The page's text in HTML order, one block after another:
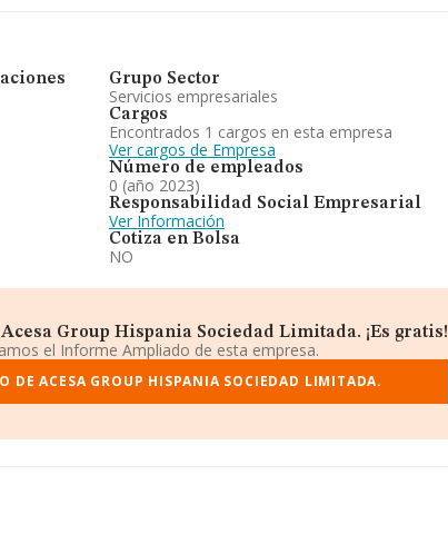
Grupo Sector
Servicios empresariales
Cargos
Encontrados 1 cargos en esta empresa
Ver cargos de Empresa
Número de empleados
0 (año 2023)
Responsabilidad Social Empresarial
Ver Información
Cotiza en Bolsa
NO
Group Hispania Sociedad Limitada. ¡Es gratis!
el Informe Ampliado de esta empresa.
DE ACESA GROUP HISPANIA SOCIEDAD LIMITADA.